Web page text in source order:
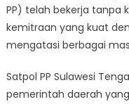
PP) telah bekerja tanpa
kemitraan yang kuat
mengatasi berbagai
Satpol PP Sulawesi
pemerintah daerah